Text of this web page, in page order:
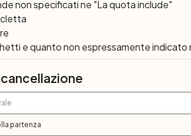
non specificati ne "La quota include"
e quanto non espressamente indicato
partenza